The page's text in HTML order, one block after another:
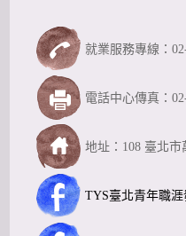
就業服務專線：
TYS臺北青年職
電話中心傳真：
地址：108 臺北市